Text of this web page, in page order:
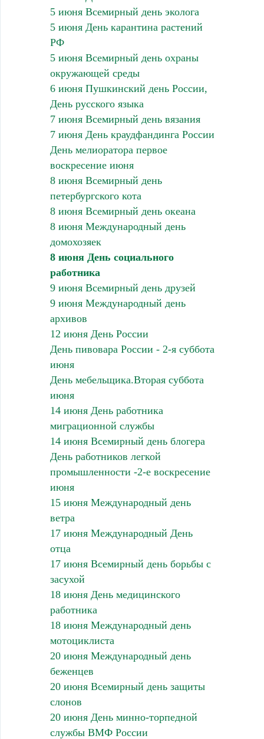
5 июня Всемирный день эколога
5 июня День карантина растений
РФ
5 июня Всемирный день охраны
окружающей среды
6 июня Пушкинский день России,
День русского языка
7 июня Всемирный день вязания
7 июня День краудфандинга России
День мелиоратора первое
воскресение июня
8 июня Всемирный день
петербургского кота
8 июня Всемирный день океана
8 июня Международный день
домохозяек
8 июня День социального
работника
9 июня Всемирный день друзей
9 июня Международный день
архивов
12 июня День России
День пивовара России - 2-я суббота
июня
День мебельщика.Вторая суббота
июня
14 июня День работника
миграционной службы
14 июня Всемирный день блогера
День работников легкой
промышленности -2-е воскресение
июня
15 июня Международный день
ветра
17 июня Международный День
отца
17 июня Всемирный день борьбы с
засухой
18 июня День медицинского
работника
18 июня Международный день
мотоциклиста
20 июня Международный день
беженцев
20 июня Всемирный день защиты
слонов
20 июня День минно-торпедной
службы ВМФ России